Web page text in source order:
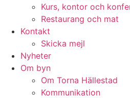
Kurs, kontor och
Restaurang och mat
Kontakt
Skicka mejl
Nyheter
Om byn
Om Torna Hällestad
Kommunikation